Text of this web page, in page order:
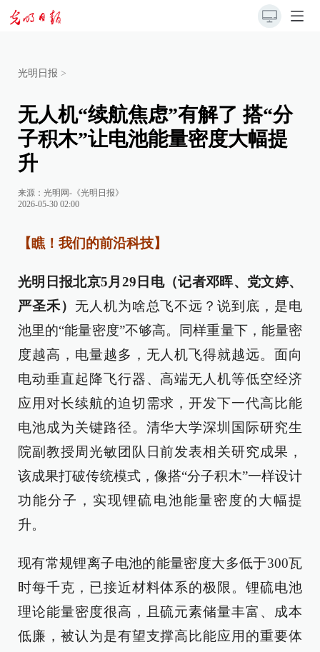
光明日报 >
无人机“续航焦虑”有解了 搭“分
子积木”让电池能量密度大幅提
升
来源： 光明网-《光明日报》
2026-05-30 02:00
【瞧！我们的前沿科技】
光明日报北京5月29日电（记者邓晖、党文婷、
严圣禾） 无人机为啥总飞不远？说到底，是电
池里的“能量密度”不够高。同样重量下，能量密
度越高，电量越多，无人机飞得就越远。面向
电动垂直起降飞行器、高端无人机等低空经济
应用对长续航的迫切需求，开发下一代高比能
电池成为关键路径。清华大学深圳国际研究生
院副教授周光敏团队日前发表相关研究成果，
该成果打破传统模式，像搭“分子积木”一样设计
功能分子，实现锂硫电池能量密度的大幅提
升。
现有常规锂离子电池的能量密度大多低于300瓦
时每千克，已接近材料体系的极限。锂硫电池
理论能量密度很高，且硫元素储量丰富、成本
低廉，被认为是有望支撑高比能应用的重要体